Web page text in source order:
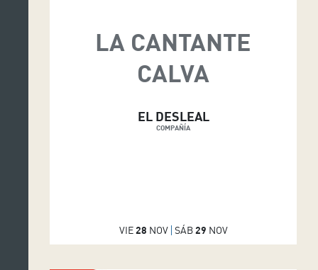
LA CANTANTE
CALVA
EL DESLEAL
COMPAÑÍA
VIE28 NOV SÁB29 NOV